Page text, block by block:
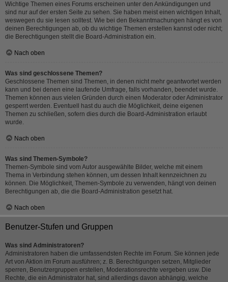
Wichtige Themen eines Forums erscheinen unter den Ankündigungen und
sind nur auf der ersten Seite zu sehen. Sie haben meist einen wichtigen Inhalt,
weswegen du sie lesen solltest. Wie bei den Bekanntmachungen hängt es von
deinen Berechtigungen ab, ob du wichtige Themen erstellen kannst oder nicht;
die Berechtigungen stellt die Board-Administration ein.
Nach oben
Was sind geschlossene Themen?
Geschlossene Themen sind Themen, in denen nicht mehr geantwortet werden
kann und bei denen eine laufende Umfrage, falls vorhanden, beendet wurde.
Themen können aus vielen Gründen durch einen Moderator oder Administrator
gesperrt werden. Eventuell hast du auch die Möglichkeit, deine eigenen
Themen zu schließen, sofern dies durch die Board-Administration erlaubt
wurde.
Nach oben
Was sind Themen-Symbole?
Themen-Symbole sind vom Autor ausgewählte Bilder, welche mit einem
Thema in Verbindung stehen können, um dessen Inhalt kennzeichnen zu
können. Die Möglichkeit, Themen-Symbole zu verwenden, hängt von deinen
Berechtigungen ab, die die Board-Administration gesetzt hat.
Nach oben
Benutzer-Stufen und Gruppen
Was sind Administratoren?
Administratoren haben die umfassendsten Rechte im Forum. Sie können jede
Art von Aktion im Forum ausführen; z. B. Berechtigungen setzen, Mitglieder
sperren, Benutzergruppen erstellen, Moderationsrechte vergeben usw. Die
Rechte, die ein Administrator hat, sind allerdings davon abhängig, welche